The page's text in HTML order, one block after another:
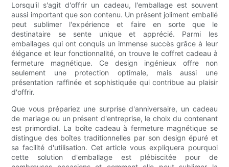
Lorsqu'il s'agit d'offrir un cadeau, l'emballage est souvent
aussi important que son contenu. Un présent joliment emballé
peut sublimer l'expérience et faire en sorte que le
destinataire se sente unique et apprécié. Parmi les
emballages qui ont conquis un immense succès grâce à leur
élégance et leur fonctionnalité, on trouve le coffret cadeau à
fermeture magnétique. Ce design ingénieux offre non
seulement une protection optimale, mais aussi une
présentation raffinée et sophistiquée qui contribue au plaisir
d'offrir.
Que vous prépariez une surprise d'anniversaire, un cadeau
de mariage ou un présent d'entreprise, le choix du contenant
est primordial. La boîte cadeau à fermeture magnétique se
distingue des boîtes traditionnelles par son design épuré et
sa facilité d'utilisation. Cet article vous expliquera pourquoi
cette solution d'emballage est plébiscitée pour de